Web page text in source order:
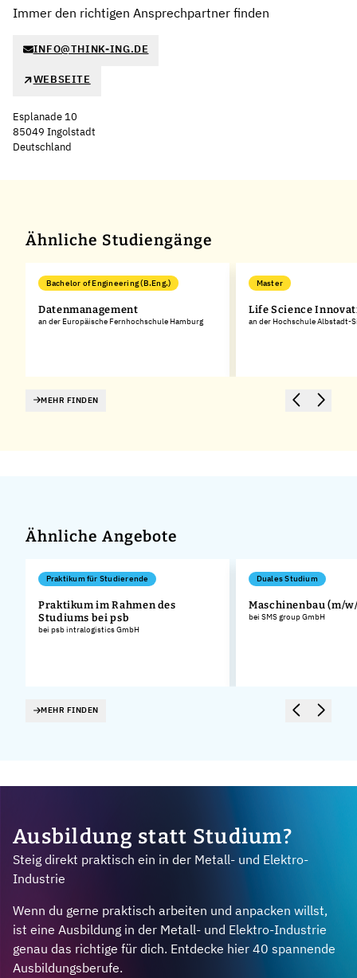
Immer den richtigen Ansprechpartner finden
INFO@THINK-ING.DE
WEBSEITE
Esplanade 10
85049 Ingolstadt
Deutschland
Ähnliche Studiengänge
Bachelor of Engineering (B.Eng.)
Datenmanagement
an der Europäische Fernhochschule Hamburg
Master
Life Science
an der Hochschule Albstadt-
MEHR FINDEN
Ähnliche Angebote
Praktikum für Studierende
Praktikum im Rahmen des
Studiums bei psb
bei psb intralogistics GmbH
Duales Studium
Maschinenbau (m/
bei SMS group GmbH
MEHR FINDEN
Ausbildung statt Studium?
Steig direkt praktisch ein in der Metall- und Elektro-
Industrie
Wenn du gerne praktisch arbeiten und anpacken willst,
ist eine Ausbildung in der Metall- und Elektro-Industrie
genau das richtige für dich. Entdecke hier 40 spannende
Ausbildungsberufe.